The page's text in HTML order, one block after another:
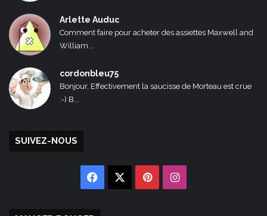
Arlette Auduc
Comment faire pour acheter des assiettes Maxwell and
William...
cordonbleu75
Bonjour, Effectivement la saucisse de Morteau est crue
:-) B...
SUIVEZ-NOUS
Facebook PinterestInstagram